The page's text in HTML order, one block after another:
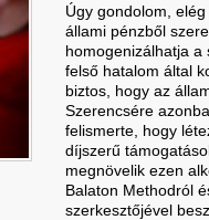
Úgy gondolom,
állami pénzből
homogenizálhatja a
felső hatalom által
biztos, hogy az
Szerencsére
felismerte, hogy
díjszerű
megnövelik ezen
Balaton Methodról
szerkesztőjével